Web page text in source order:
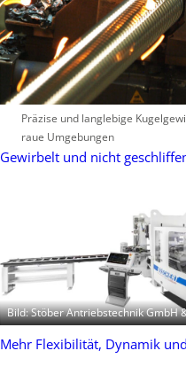
Präzise und langlebige
raue Umgebungen
Gewirbelt und nicht
Bild: Stöber Antriebstechnik GmbH
Mehr Flexibilität, Dynamik